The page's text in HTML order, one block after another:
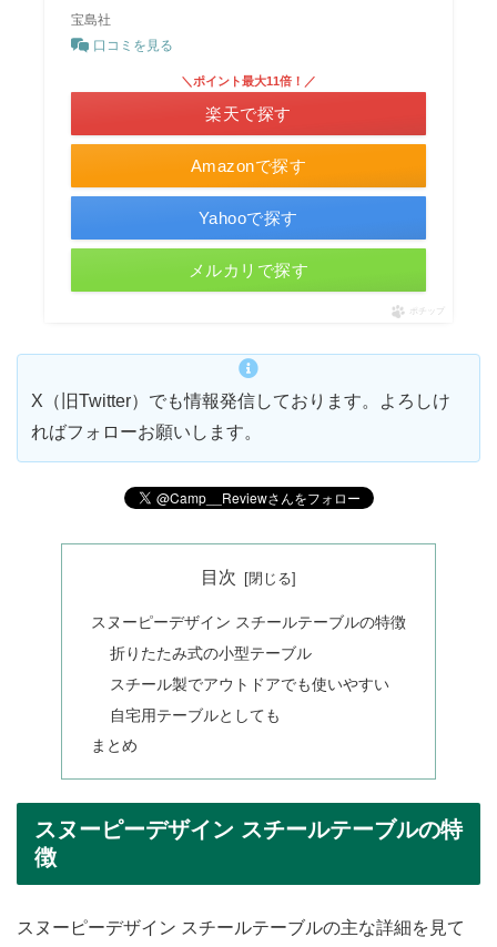
宝島社
口コミを見る
Amazonで探す
＼ポイント最大11倍！／
楽天で探す
Yahooで探す
メルカリで探す
ポチップ
X（旧Twitter）でも情報発信しております。よろしけ
ればフォローお願いします。
目次
スヌーピーデザイン スチールテーブルの特徴
折りたたみ式の小型テーブル
スチール製でアウトドアでも使いやすい
自宅用テーブルとしても
まとめ
スヌーピーデザイン スチールテーブルの特
徴
スヌーピーデザイン スチールテーブルの主な詳細を見て